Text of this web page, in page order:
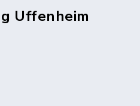
Uffenheim